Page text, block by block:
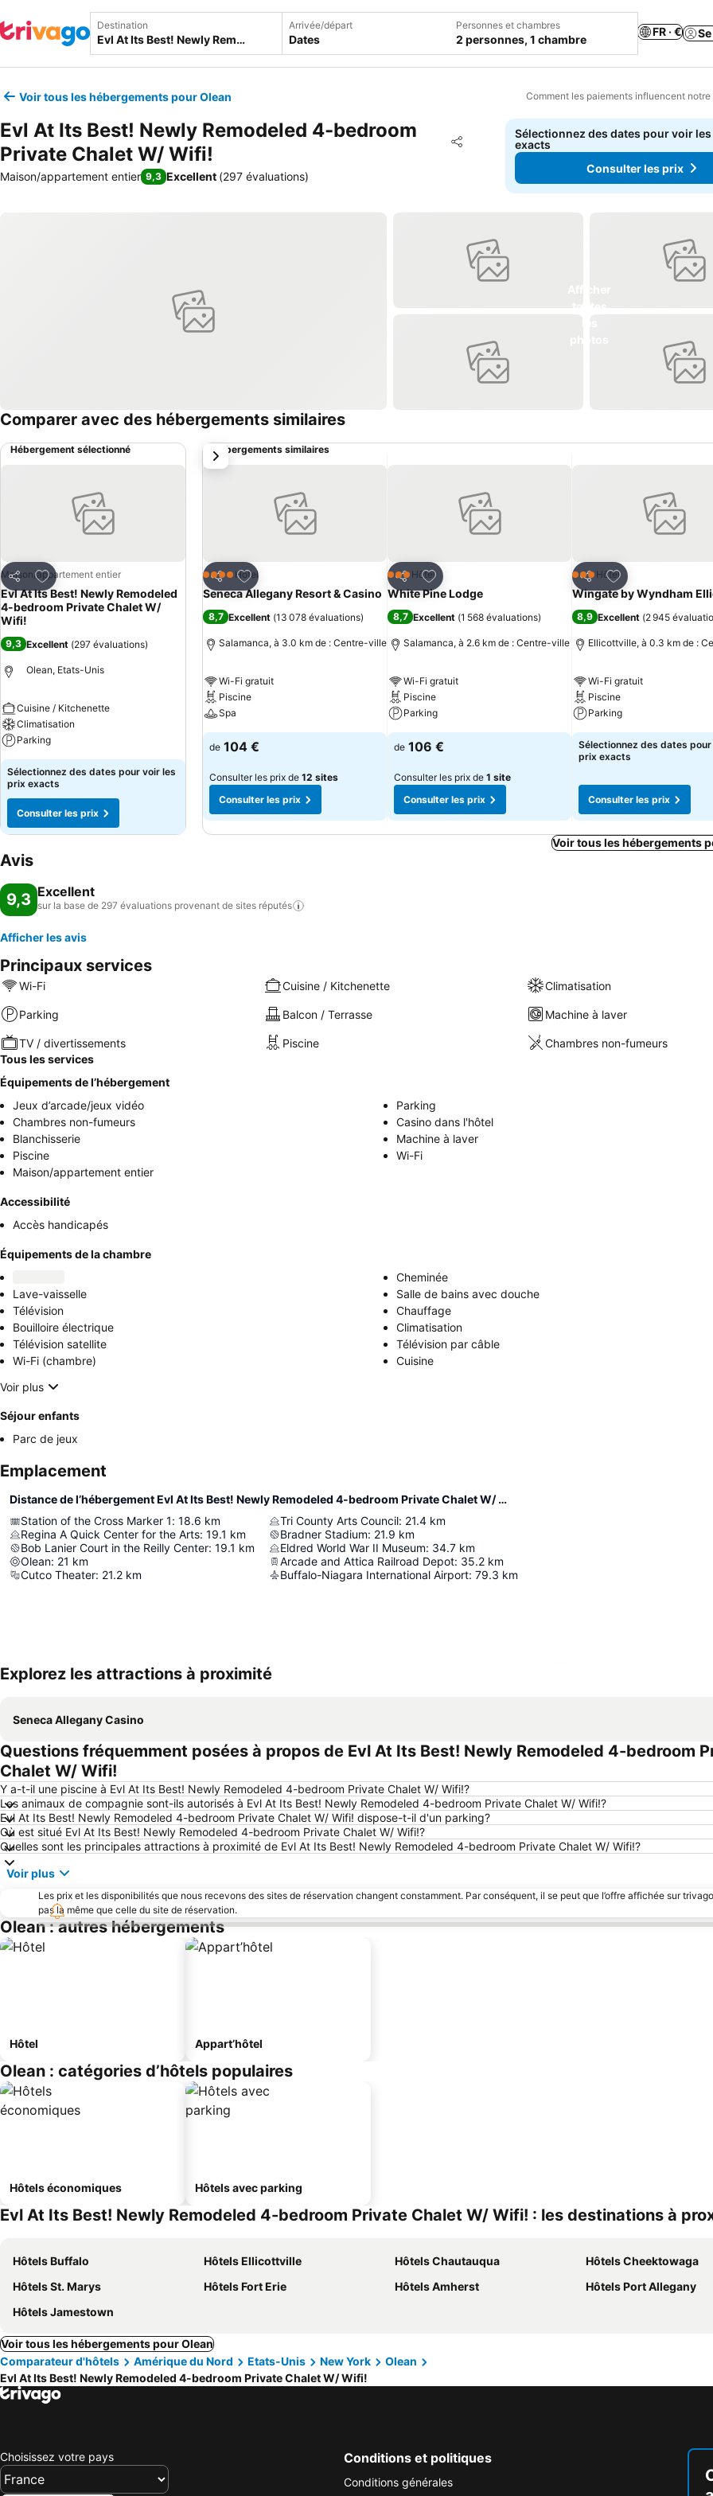
Destination Arrivée/départ
Dates
Personnes et chambres
2 personnes, 1 chambre
FR · €
Voir tous les hébergements pour Olean Comment les paiements influencent
Evl At Its Best! Newly Remodeled 4-bedroom
Private Chalet W/ Wifi!
Partager
Ajouter à mes favoris
Maison/appartement entier 9,3 Excellent (297 évaluations)
Sélectionnez des dates pour voir
exacts
Consulter les prix
Comparer avec des hébergements similaires
Hébergement sélectionné
Partager
Ajouter à mes favoris
Maison/appartement entier
Evl At Its Best! Newly Remodeled
4-bedroom Private Chalet W/
Wifi!
9,3 Excellent (297 évaluations)
Olean, Etats-Unis
Cuisine / Kitchenette
Climatisation
Parking
Sélectionnez des dates pour voir les
prix exacts
Consulter les prix
Hébergements similaires
Partager
Ajouter à mes favoris
4 ÉtoilesHôtel
Seneca Allegany Resort & Casino
8,7 Excellent (13 078 évaluations)
Salamanca, à 3.0 km de : Centre-ville
Wi-Fi gratuit
Piscine
Spa
de 104 €
Consulter les prix de 12 sites
Consulter les prix
Partager
Ajouter à mes favoris
3 ÉtoilesHôtel
White Pine Lodge
8,7 Excellent (1 568 évaluations)
Salamanca, à 2.6 km de : Centre-ville
Wi-Fi gratuit
Piscine
Parking
de 106 €
Consulter les prix de 1 site
Consulter les prix
Partager
Ajouter à mes
3 ÉtoilesHôtel
Wingate by Wyndham
8,9 Excellent (2 945
Ellicottville, à 0.3 km de :
Wi-Fi gratuit
Piscine
Parking
Sélectionnez des dates pour
prix exacts
Consulter les prix
suivant
Voir tous les hébergements
Avis
9,3 Excellent
sur la base de 297 évaluations provenant de sites réputés
Afficher les avis
Principaux services
Wi-Fi Cuisine / Kitchenette Climatisation
Parking Balcon / Terrasse Machine à laver
TV / divertissements Piscine
Chambres non-fumeurs
Tous les services
Équipements de l’hébergement
Jeux d’arcade/jeux vidéo
Parking
Chambres non-fumeurs
Casino dans l'hôtel
Blanchisserie
Machine à laver
Piscine
Wi-Fi
Maison/appartement entier
Accessibilité
Accès handicapés
Équipements de la chambre
Cheminée
Lave-vaisselle
Salle de bains avec douche
Télévision
Chauffage
Bouilloire électrique
Climatisation
Télévision satellite
Télévision par câble
Wi-Fi (chambre)
Cuisine
Voir plus
Séjour enfants
Parc de jeux
Emplacement
Distance de l’hébergement Evl At Its Best! Newly Remodeled 4-bedroom Private Chalet W/ Wifi!
Station of the Cross Marker 1: 18.6 km
Regina A Quick Center for the Arts: 19.1 km
Bob Lanier Court in the Reilly Center: 19.1 km
Olean: 21 km
Cutco Theater: 21.2 km
Tri County Arts Council: 21.4 km
Bradner Stadium: 21.9 km
Eldred World War II Museum: 34.7 km
Arcade and Attica Railroad Depot: 35.2 km
Buffalo-Niagara International Airport: 79.3 km
Explorez les attractions à proximité
Seneca Allegany Casino
Questions fréquemment posées à propos de Evl At Its Best! Newly Remodeled 4-bedroom
Chalet W/ Wifi!
Y a-t-il une piscine à Evl At Its Best! Newly Remodeled 4-bedroom Private Chalet W/ Wifi!?
Les animaux de compagnie sont-ils autorisés à Evl At Its Best! Newly Remodeled 4-bedroom Private Chalet W/ Wifi!?
Evl At Its Best! Newly Remodeled 4-bedroom Private Chalet W/ Wifi! dispose-t-il d'un parking?
Où est situé Evl At Its Best! Newly Remodeled 4-bedroom Private Chalet W/ Wifi!?
Quelles sont les principales attractions à proximité de Evl At Its Best! Newly Remodeled 4-bedroom Private Chalet W/ Wifi!?
Voir plus
Les prix et les disponibilités que nous recevons des sites de réservation changent constamment. Par conséquent, il se peut que l’offre affichée sur
pas la même que celle du site de réservation.
Olean : autres hébergements
Hôtel Appart’hôtel
Olean : catégories d’hôtels populaires
Hôtels économiques Hôtels avec parking
Evl At Its Best! Newly Remodeled 4-bedroom Private Chalet W/ Wifi! : les destinations à
Hôtels Buffalo Hôtels Ellicottville Hôtels Chautauqua
Hôtels Cheektowaga
Hôtels St. Marys
Hôtels Fort Erie Hôtels Amherst
Hôtels Port Allegany
Hôtels Jamestown
Voir tous les hébergements pour Olean
Comparateur d'hôtels
Amérique du Nord Etats-Unis New York
Olean
Evl At Its Best! Newly Remodeled 4-bedroom Private Chalet W/ Wifi!
Choisissez votre pays Conditions et politiques
Conditions générales